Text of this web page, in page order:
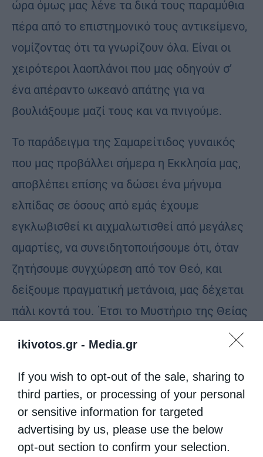
ikivotos.gr - Media.gr
If you wish to opt-out of the sale, sharing to
third parties, or processing of your personal
or sensitive information for targeted
advertising by us, please use the below
opt-out section to confirm your selection.
ώρα όμως μας λένε τα δικά τους παραμύθια
πέρα από το επιστημονικό τους αντικείμενο,
νομίζοντας ότι τα γνωρίζουν όλα. Είναι οι
χειρότεροι λαοπλάνοι που μας οδηγούν σ’
ένα απέραντο ωκεανό απάτης για να
βουλιάξουμε μαζί τους και να πνιγούμε.
Το παράδειγμα της Σαμαρείτιδος γυναικός
που μας προβάλλει σήμερα η Εκκλησία μας,
αποβλέπει επίσης να δώσει ένα μήνυμα
ελπίδας σε όσους από εμάς έχουμε
εγκλωβισθεί κι αιχμαλωτισθεί από μεγάλες
αμαρτίες, να συνειδητοποιήσουμε ότι, όταν
ζητήσουμε συγχώρεση από τον Θεό, και
δείξουμε πραγματική μετάνοια, μας δέχεται
πάλι κοντά του. ΄Ετσι το Μυστήριο της Θείας
Εξομολογήσεως είναι απαραίτητο για όλους
μας.
Ταυτόχρονα με την αναφορά στην έκλυτη κι
αμαρτωλή ζωή της Σαμαρείτιδος γυναίκας,
που άλλαζε τους άνδρες όπως τα πουκάμισα
με τις παράνομες σχέσεις της πορνείας, η